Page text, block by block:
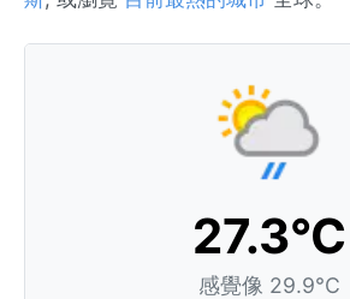
27.3°C
感覺像 29.9°C